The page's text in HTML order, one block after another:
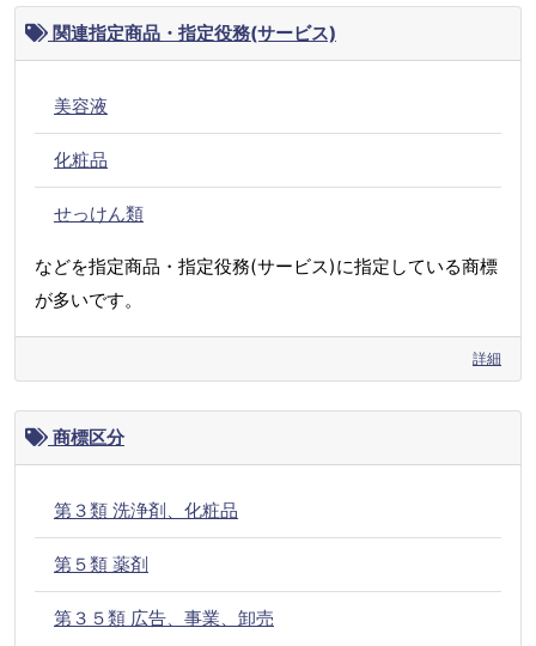
関連指定商品・指定役務(サービス)
美容液
化粧品
せっけん類
などを指定商品・指定役務(サービス)に指定している商標
が多いです。
詳細
商標区分
第３類 洗浄剤、化粧品
第５類 薬剤
第３５類 広告、事業、卸売